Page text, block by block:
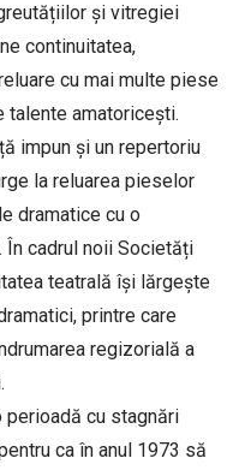
și vitregiei
continuitatea,
cu mai multe piese
talente amatoricești.
impun și un repertoriu
la reluarea pieselor
dramatice cu o
În cadrul noii Societăți
teatrală își lărgește
printre care
regizorială a
perioadă cu stagnări
ca în anul 1973 să